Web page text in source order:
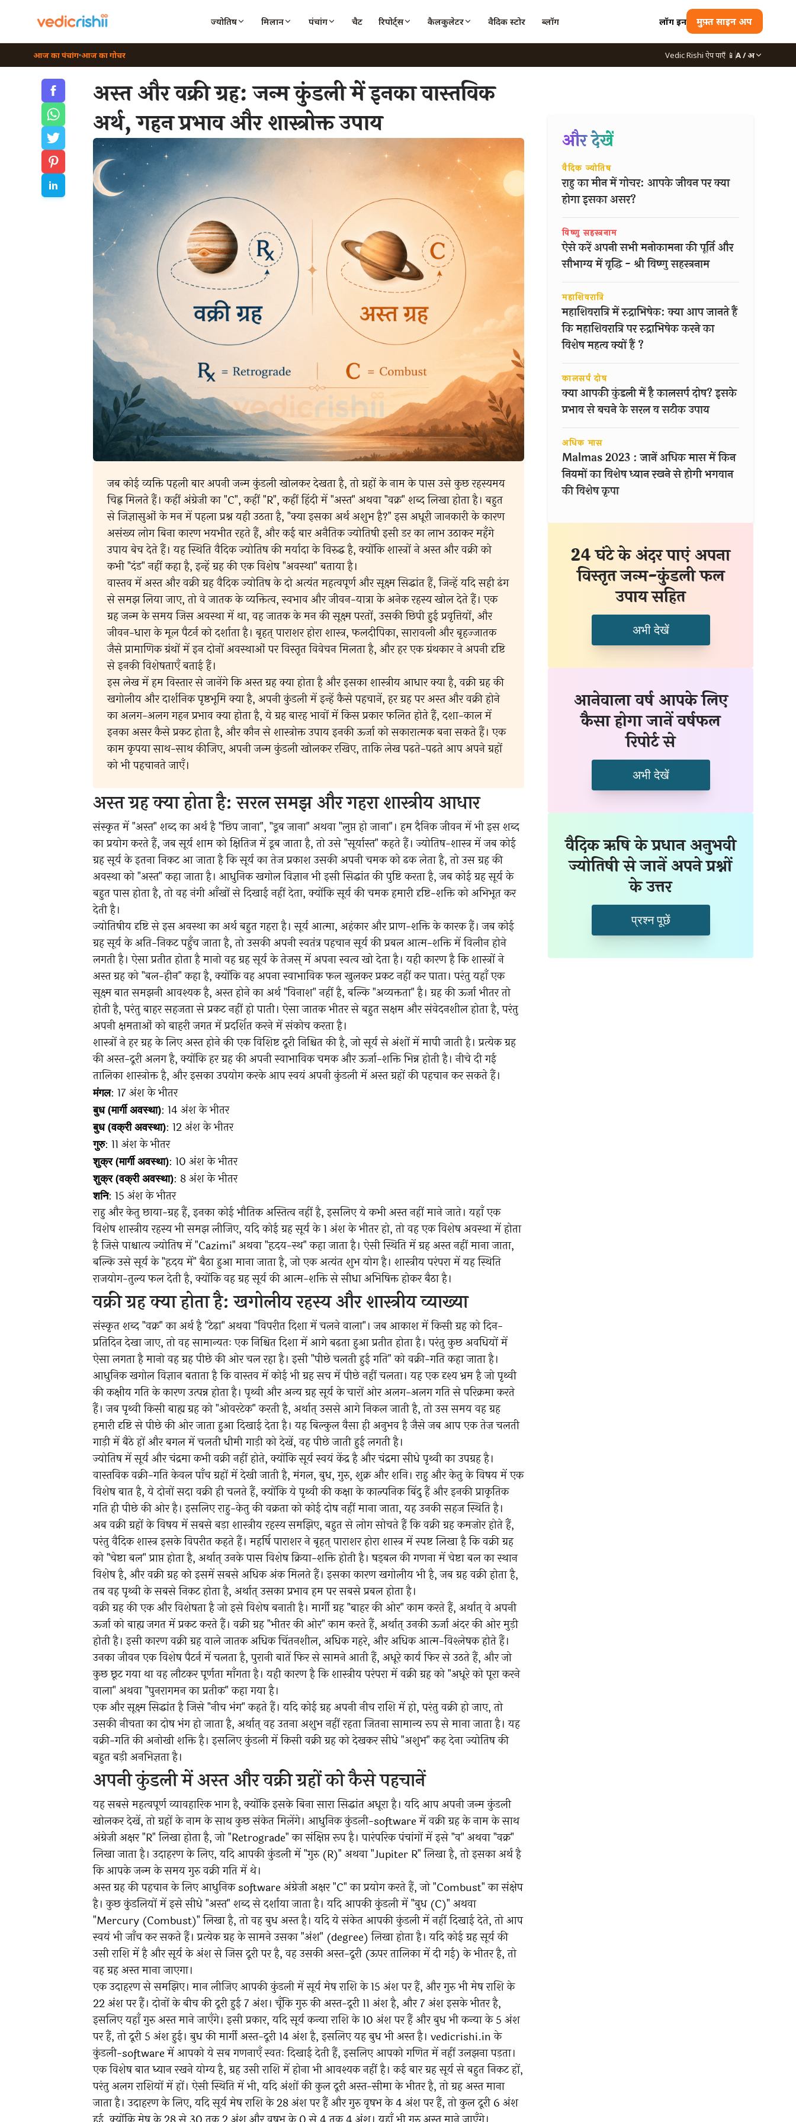
ज्योतिष मिलान पंचांग चैट रिपोर्ट्स कैलकुलेटर वैदिक स्टोर ब्लॉग लॉग इन मुफ़्त साइन अप
आज का पंचांग आज का गोचर Vedic Rishi ऐप पाएँ 📱 A / अ
अस्त और वक्री ग्रह: जन्म कुंडली में इनका वास्तविक
अर्थ, गहन प्रभाव और शास्त्रोक्त उपाय
जब कोई व्यक्ति पहली बार अपनी जन्म कुंडली खोलकर देखता है, तो ग्रहों के नाम के पास उसे कुछ रहस्यमय
चिह्न मिलते हैं। कहीं अंग्रेज़ी का "C", कहीं "R", कहीं हिंदी में "अस्त" अथवा "वक्र" शब्द लिखा होता है। बहुत
से जिज्ञासुओं के मन में पहला प्रश्न यही उठता है, "क्या इसका अर्थ अशुभ है?" इस अधूरी जानकारी के कारण
असंख्य लोग बिना कारण भयभीत रहते हैं, और कई बार अनैतिक ज्योतिषी इसी डर का लाभ उठाकर महँगे
उपाय बेच देते हैं। यह स्थिति वैदिक ज्योतिष की मर्यादा के विरुद्ध है, क्योंकि शास्त्रों ने अस्त और वक्री को
कभी "दंड" नहीं कहा है, इन्हें ग्रह की एक विशेष "अवस्था" बताया है।
वास्तव में अस्त और वक्री ग्रह वैदिक ज्योतिष के दो अत्यंत महत्वपूर्ण और सूक्ष्म सिद्धांत हैं, जिन्हें यदि सही ढंग
से समझ लिया जाए, तो वे जातक के व्यक्तित्व, स्वभाव और जीवन-यात्रा के अनेक रहस्य खोल देते हैं। एक
ग्रह जन्म के समय जिस अवस्था में था, वह जातक के मन की सूक्ष्म परतों, उसकी छिपी हुई प्रवृत्तियों, और
जीवन-धारा के मूल पैटर्न को दर्शाता है। बृहत् पाराशर होरा शास्त्र, फलदीपिका, सारावली और बृहज्जातक
जैसे प्रामाणिक ग्रंथों में इन दोनों अवस्थाओं पर विस्तृत विवेचन मिलता है, और हर एक ग्रंथकार ने अपनी दृष्टि
से इनकी विशेषताएँ बताई हैं।
इस लेख में हम विस्तार से जानेंगे कि अस्त ग्रह क्या होता है और इसका शास्त्रीय आधार क्या है, वक्री ग्रह की
खगोलीय और दार्शनिक पृष्ठभूमि क्या है, अपनी कुंडली में इन्हें कैसे पहचानें, हर ग्रह पर अस्त और वक्री होने
का अलग-अलग गहन प्रभाव क्या होता है, ये ग्रह बारह भावों में किस प्रकार फलित होते हैं, दशा-काल में
इनका असर कैसे प्रकट होता है, और कौन से शास्त्रोक्त उपाय इनकी ऊर्जा को सकारात्मक बना सकते हैं। एक
काम कृपया साथ-साथ कीजिए, अपनी जन्म कुंडली खोलकर रखिए, ताकि लेख पढ़ते-पढ़ते आप अपने ग्रहों
को भी पहचानते जाएँ।
अस्त ग्रह क्या होता है: सरल समझ और गहरा शास्त्रीय आधार
संस्कृत में "अस्त" शब्द का अर्थ है "छिप जाना", "डूब जाना" अथवा "लुप्त हो जाना"। हम दैनिक जीवन में भी इस शब्द
का प्रयोग करते हैं, जब सूर्य शाम को क्षितिज में डूब जाता है, तो उसे "सूर्यास्त" कहते हैं। ज्योतिष-शास्त्र में जब कोई
ग्रह सूर्य के इतना निकट आ जाता है कि सूर्य का तेज प्रकाश उसकी अपनी चमक को ढक लेता है, तो उस ग्रह की
अवस्था को "अस्त" कहा जाता है। आधुनिक खगोल विज्ञान भी इसी सिद्धांत की पुष्टि करता है, जब कोई ग्रह सूर्य के
बहुत पास होता है, तो वह नंगी आँखों से दिखाई नहीं देता, क्योंकि सूर्य की चमक हमारी दृष्टि-शक्ति को अभिभूत कर
देती है।
ज्योतिषीय दृष्टि से इस अवस्था का अर्थ बहुत गहरा है। सूर्य आत्मा, अहंकार और प्राण-शक्ति के कारक हैं। जब कोई
ग्रह सूर्य के अति-निकट पहुँच जाता है, तो उसकी अपनी स्वतंत्र पहचान सूर्य की प्रबल आत्म-शक्ति में विलीन होने
लगती है। ऐसा प्रतीत होता है मानो वह ग्रह सूर्य के तेजस् में अपना स्वत्व खो देता है। यही कारण है कि शास्त्रों ने
अस्त ग्रह को "बल-हीन" कहा है, क्योंकि वह अपना स्वाभाविक फल खुलकर प्रकट नहीं कर पाता। परंतु यहाँ एक
सूक्ष्म बात समझनी आवश्यक है, अस्त होने का अर्थ "विनाश" नहीं है, बल्कि "अव्यक्तता" है। ग्रह की ऊर्जा भीतर तो
होती है, परंतु बाहर सहजता से प्रकट नहीं हो पाती। ऐसा जातक भीतर से बहुत सक्षम और संवेदनशील होता है, परंतु
अपनी क्षमताओं को बाहरी जगत में प्रदर्शित करने में संकोच करता है।
शास्त्रों ने हर ग्रह के लिए अस्त होने की एक विशिष्ट दूरी निश्चित की है, जो सूर्य से अंशों में मापी जाती है। प्रत्येक ग्रह
की अस्त-दूरी अलग है, क्योंकि हर ग्रह की अपनी स्वाभाविक चमक और ऊर्जा-शक्ति भिन्न होती है। नीचे दी गई
तालिका शास्त्रोक्त है, और इसका उपयोग करके आप स्वयं अपनी कुंडली में अस्त ग्रहों की पहचान कर सकते हैं।
मंगल: 17 अंश के भीतर
बुध (मार्गी अवस्था): 14 अंश के भीतर
बुध (वक्री अवस्था): 12 अंश के भीतर
गुरु: 11 अंश के भीतर
शुक्र (मार्गी अवस्था): 10 अंश के भीतर
शुक्र (वक्री अवस्था): 8 अंश के भीतर
शनि: 15 अंश के भीतर
राहु और केतु छाया-ग्रह हैं, इनका कोई भौतिक अस्तित्व नहीं है, इसलिए ये कभी अस्त नहीं माने जाते। यहाँ एक
विशेष शास्त्रीय रहस्य भी समझ लीजिए, यदि कोई ग्रह सूर्य के 1 अंश के भीतर हो, तो वह एक विशेष अवस्था में होता
है जिसे पाश्चात्य ज्योतिष में "Cazimi" अथवा "हृदय-स्थ" कहा जाता है। ऐसी स्थिति में ग्रह अस्त नहीं माना जाता,
बल्कि उसे सूर्य के "हृदय में" बैठा हुआ माना जाता है, जो एक अत्यंत शुभ योग है। शास्त्रीय परंपरा में यह स्थिति
राजयोग-तुल्य फल देती है, क्योंकि वह ग्रह सूर्य की आत्म-शक्ति से सीधा अभिषिक्त होकर बैठा है।
वक्री ग्रह क्या होता है: खगोलीय रहस्य और शास्त्रीय व्याख्या
संस्कृत शब्द "वक्र" का अर्थ है "टेढ़ा" अथवा "विपरीत दिशा में चलने वाला"। जब आकाश में किसी ग्रह को दिन-
प्रतिदिन देखा जाए, तो वह सामान्यतः एक निश्चित दिशा में आगे बढ़ता हुआ प्रतीत होता है। परंतु कुछ अवधियों में
ऐसा लगता है मानो वह ग्रह पीछे की ओर चल रहा है। इसी "पीछे चलती हुई गति" को वक्री-गति कहा जाता है।
आधुनिक खगोल विज्ञान बताता है कि वास्तव में कोई भी ग्रह सच में पीछे नहीं चलता। यह एक दृश्य भ्रम है जो पृथ्वी
की कक्षीय गति के कारण उत्पन्न होता है। पृथ्वी और अन्य ग्रह सूर्य के चारों ओर अलग-अलग गति से परिक्रमा करते
हैं। जब पृथ्वी किसी बाह्य ग्रह को "ओवरटेक" करती है, अर्थात् उससे आगे निकल जाती है, तो उस समय वह ग्रह
हमारी दृष्टि से पीछे की ओर जाता हुआ दिखाई देता है। यह बिल्कुल वैसा ही अनुभव है जैसे जब आप एक तेज़ चलती
गाड़ी में बैठे हों और बगल में चलती धीमी गाड़ी को देखें, वह पीछे जाती हुई लगती है।
ज्योतिष में सूर्य और चंद्रमा कभी वक्री नहीं होते, क्योंकि सूर्य स्वयं केंद्र है और चंद्रमा सीधे पृथ्वी का उपग्रह है।
वास्तविक वक्री-गति केवल पाँच ग्रहों में देखी जाती है, मंगल, बुध, गुरु, शुक्र और शनि। राहु और केतु के विषय में एक
विशेष बात है, ये दोनों सदा वक्री ही चलते हैं, क्योंकि ये पृथ्वी की कक्षा के काल्पनिक बिंदु हैं और इनकी प्राकृतिक
गति ही पीछे की ओर है। इसलिए राहु-केतु की वक्रता को कोई दोष नहीं माना जाता, यह उनकी सहज स्थिति है।
अब वक्री ग्रहों के विषय में सबसे बड़ा शास्त्रीय रहस्य समझिए, बहुत से लोग सोचते हैं कि वक्री ग्रह कमज़ोर होते हैं,
परंतु वैदिक शास्त्र इसके विपरीत कहते हैं। महर्षि पाराशर ने बृहत् पाराशर होरा शास्त्र में स्पष्ट लिखा है कि वक्री ग्रह
को "चेष्टा बल" प्राप्त होता है, अर्थात् उनके पास विशेष क्रिया-शक्ति होती है। षड्बल की गणना में चेष्टा बल का स्थान
विशेष है, और वक्री ग्रह को इसमें सबसे अधिक अंक मिलते हैं। इसका कारण खगोलीय भी है, जब ग्रह वक्री होता है,
तब वह पृथ्वी के सबसे निकट होता है, अर्थात् उसका प्रभाव हम पर सबसे प्रबल होता है।
वक्री ग्रह की एक और विशेषता है जो इसे विशेष बनाती है। मार्गी ग्रह "बाहर की ओर" काम करते हैं, अर्थात् वे अपनी
ऊर्जा को बाह्य जगत में प्रकट करते हैं। वक्री ग्रह "भीतर की ओर" काम करते हैं, अर्थात् उनकी ऊर्जा अंदर की ओर मुड़ी
होती है। इसी कारण वक्री ग्रह वाले जातक अधिक चिंतनशील, अधिक गहरे, और अधिक आत्म-विश्लेषक होते हैं।
उनका जीवन एक विशेष पैटर्न में चलता है, पुरानी बातें फिर से सामने आती हैं, अधूरे कार्य फिर से उठते हैं, और जो
कुछ छूट गया था वह लौटकर पूर्णता माँगता है। यही कारण है कि शास्त्रीय परंपरा में वक्री ग्रह को "अधूरे को पूरा करने
वाला" अथवा "पुनरागमन का प्रतीक" कहा गया है।
एक और सूक्ष्म सिद्धांत है जिसे "नीच भंग" कहते हैं। यदि कोई ग्रह अपनी नीच राशि में हो, परंतु वक्री हो जाए, तो
उसकी नीचता का दोष भंग हो जाता है, अर्थात् वह उतना अशुभ नहीं रहता जितना सामान्य रूप से माना जाता है। यह
वक्री-गति की अनोखी शक्ति है। इसलिए कुंडली में किसी वक्री ग्रह को देखकर सीधे "अशुभ" कह देना ज्योतिष की
बहुत बड़ी अनभिज्ञता है।
अपनी कुंडली में अस्त और वक्री ग्रहों को कैसे पहचानें
यह सबसे महत्वपूर्ण व्यावहारिक भाग है, क्योंकि इसके बिना सारा सिद्धांत अधूरा है। यदि आप अपनी जन्म कुंडली
खोलकर देखें, तो ग्रहों के नाम के साथ कुछ संकेत मिलेंगे। आधुनिक कुंडली-software में वक्री ग्रह के नाम के साथ
अंग्रेज़ी अक्षर "R" लिखा होता है, जो "Retrograde" का संक्षिप्त रूप है। पारंपरिक पंचांगों में इसे "व" अथवा "वक्र"
लिखा जाता है। उदाहरण के लिए, यदि आपकी कुंडली में "गुरु (R)" अथवा "Jupiter R" लिखा है, तो इसका अर्थ है
कि आपके जन्म के समय गुरु वक्री गति में थे।
अस्त ग्रह की पहचान के लिए आधुनिक software अंग्रेज़ी अक्षर "C" का प्रयोग करते हैं, जो "Combust" का संक्षेप
है। कुछ कुंडलियों में इसे सीधे "अस्त" शब्द से दर्शाया जाता है। यदि आपकी कुंडली में "बुध (C)" अथवा
"Mercury (Combust)" लिखा है, तो वह बुध अस्त है। यदि ये संकेत आपकी कुंडली में नहीं दिखाई देते, तो आप
स्वयं भी जाँच कर सकते हैं। प्रत्येक ग्रह के सामने उसका "अंश" (degree) लिखा होता है। यदि कोई ग्रह सूर्य की
उसी राशि में है और सूर्य के अंश से जिस दूरी पर है, वह उसकी अस्त-दूरी (ऊपर तालिका में दी गई) के भीतर है, तो
वह ग्रह अस्त माना जाएगा।
एक उदाहरण से समझिए। मान लीजिए आपकी कुंडली में सूर्य मेष राशि के 15 अंश पर हैं, और गुरु भी मेष राशि के
22 अंश पर हैं। दोनों के बीच की दूरी हुई 7 अंश। चूँकि गुरु की अस्त-दूरी 11 अंश है, और 7 अंश इसके भीतर है,
इसलिए यहाँ गुरु अस्त माने जाएँगे। इसी प्रकार, यदि सूर्य कन्या राशि के 10 अंश पर हैं और बुध भी कन्या के 5 अंश
पर हैं, तो दूरी 5 अंश हुई। बुध की मार्गी अस्त-दूरी 14 अंश है, इसलिए यह बुध भी अस्त है। vedicrishi.in के
कुंडली-software में आपको ये सब गणनाएँ स्वतः दिखाई देती हैं, इसलिए आपको गणित में नहीं उलझना पड़ता।
एक विशेष बात ध्यान रखने योग्य है, ग्रह उसी राशि में होना भी आवश्यक नहीं है। कई बार ग्रह सूर्य से बहुत निकट हों,
परंतु अलग राशियों में हों। ऐसी स्थिति में भी, यदि अंशों की कुल दूरी अस्त-सीमा के भीतर है, तो ग्रह अस्त माना
जाता है। उदाहरण के लिए, यदि सूर्य मेष राशि के 28 अंश पर हैं और गुरु वृषभ के 4 अंश पर हैं, तो कुल दूरी 6 अंश
और देखें
वैदिक ज्योतिष
राहु का मीन में गोचर: आपके जीवन पर क्या
होगा इसका असर?
विष्णु सहस्त्रनाम
ऐसे करें अपनी सभी मनोकामना की पूर्ति और
सौभाग्य में वृद्धि - श्री विष्णु सहस्त्रनाम
महाशिवरात्रि
महाशिवरात्रि में रुद्राभिषेक: क्या आप जानते हैं
कि महाशिवरात्रि पर रुद्राभिषेक करने का
विशेष महत्व क्यों हैं ?
कालसर्प दोष
क्या आपकी कुंडली में है कालसर्प दोष? इसके
प्रभाव से बचने के सरल व सटीक उपाय
अधिक मास
Malmas 2023 : जानें अधिक मास में किन
नियमों का विशेष ध्यान रखने से होगी भगवान
की विशेष कृपा
24 घंटे के अंदर पाएं अपना
विस्तृत जन्म-कुंडली फल
उपाय सहित
अभी देखें
आनेवाला वर्ष आपके लिए
कैसा होगा जानें वर्षफल
रिपोर्ट से
अभी देखें
वैदिक ऋषि के प्रधान अनुभवी
ज्योतिषी से जानें अपने प्रश्नों
के उत्तर
प्रश्न पूछें